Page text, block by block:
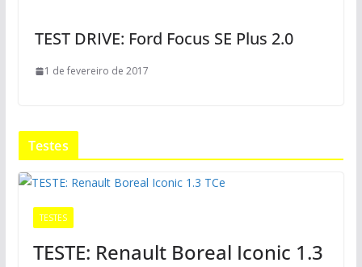
TEST DRIVE: Ford Focus SE Plus 2.0
1 de fevereiro de 2017
Testes
TESTES
TESTE: Renault Boreal Iconic 1.3